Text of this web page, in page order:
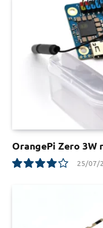
OrangePi Zero 3W
25/07/